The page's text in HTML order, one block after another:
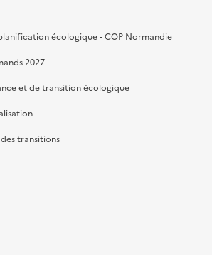
écologique - COP Normandie
2027
et de transition écologique
transitions